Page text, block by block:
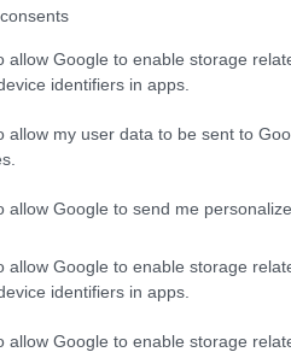
allow Google to enable storage
identifiers in apps.
allow my user data to be sent to
allow Google to send me
allow Google to enable storage
identifiers in apps.
allow Google to enable storage
Facebook